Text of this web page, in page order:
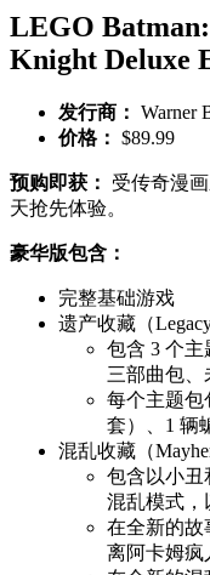
LEGO
Knight Deluxe
发行商： Warner
价格： $89.99
预购即获：
受传奇漫
天抢先体验。
豪华版包含：
完整基础游戏
遗产收藏（
包含 3 个
三部曲包
每个主题包
套）、1 辆
混乱收藏（
包含以小丑
混乱模式，
在全新的故
离阿卡姆疯